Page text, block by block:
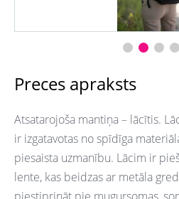
Preces apraksts
Atsatarojoša mantiņa – lācītis.
ir izgatavotas no spīdīga
piesaista uzmanību. Lācim ir
lente, kas beidzas ar metāla